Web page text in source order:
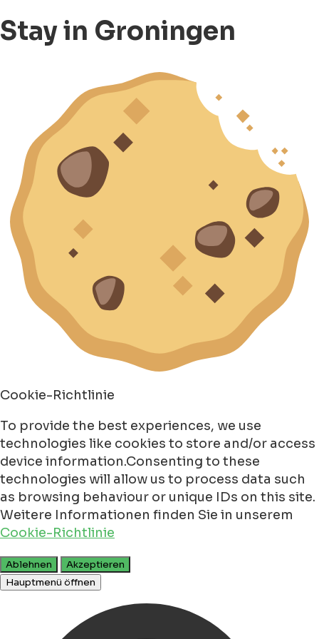
Stay in Groningen
Cookie-Richtlinie
To provide the best experiences, we use
technologies like cookies to store and/or access
device information.Consenting to these
technologies will allow us to process data such
as browsing behaviour or unique IDs on this site.
Weitere Informationen finden Sie in unserem
Cookie-Richtlinie
Ablehnen
Akzeptieren
Hauptmenü öffnen